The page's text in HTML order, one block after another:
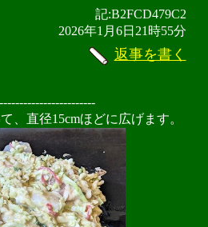
記:B2FCD479C2
2026年1月6日21時55分
返事を書く
、直径15cmほどに広げます。